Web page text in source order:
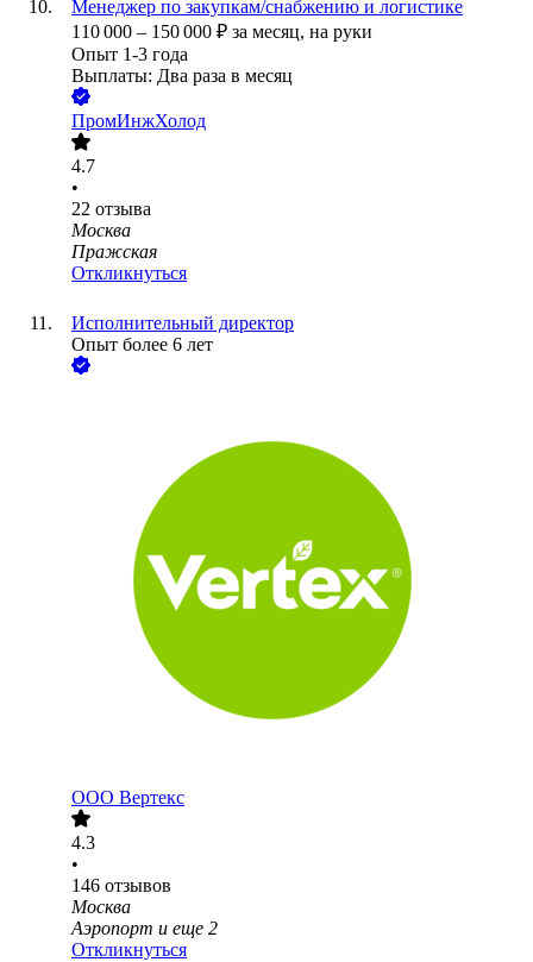
Менеджер по закупкам/снабжению и логистике
110 000 – 150 000 ₽ за месяц, на руки
Опыт 1-3 года
Выплаты: Два раза в месяц
ПромИнжХолод
4.7
•
22 отзыва
Москва
Пражская
Откликнуться
Исполнительный директор
Опыт более 6 лет
ООО Вертекс
4.3
•
146 отзывов
Москва
Аэропорт и еще 2
Откликнуться